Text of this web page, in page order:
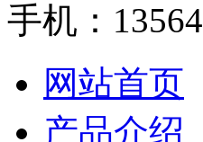
手机：
网站首页
产品介绍